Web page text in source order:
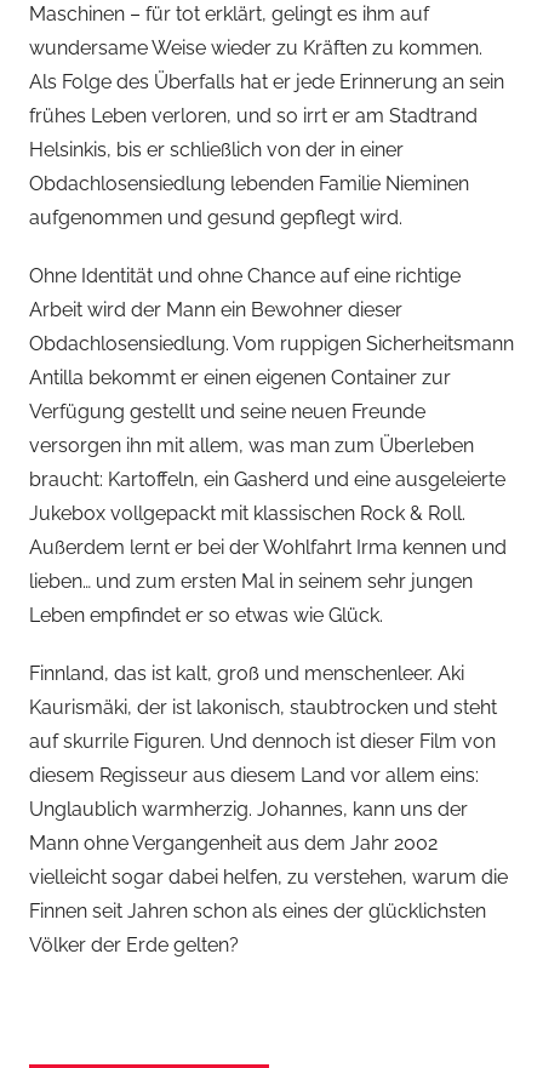
Maschinen – für tot erklärt, gelingt es ihm auf
wundersame Weise wieder zu Kräften zu kommen.
Als Folge des Überfalls hat er jede Erinnerung an sein
frühes Leben verloren, und so irrt er am Stadtrand
Helsinkis, bis er schließlich von der in einer
Obdachlosensiedlung lebenden Familie Nieminen
aufgenommen und gesund gepflegt wird.
Ohne Identität und ohne Chance auf eine richtige
Arbeit wird der Mann ein Bewohner dieser
Obdachlosensiedlung. Vom ruppigen Sicherheitsmann
Antilla bekommt er einen eigenen Container zur
Verfügung gestellt und seine neuen Freunde
versorgen ihn mit allem, was man zum Überleben
braucht: Kartoffeln, ein Gasherd und eine ausgeleierte
Jukebox vollgepackt mit klassischen Rock & Roll.
Außerdem lernt er bei der Wohlfahrt Irma kennen und
lieben… und zum ersten Mal in seinem sehr jungen
Leben empfindet er so etwas wie Glück.
Finnland, das ist kalt, groß und menschenleer. Aki
Kaurismäki, der ist lakonisch, staubtrocken und steht
auf skurrile Figuren. Und dennoch ist dieser Film von
diesem Regisseur aus diesem Land vor allem eins:
Unglaublich warmherzig. Johannes, kann uns der
Mann ohne Vergangenheit aus dem Jahr 2002
vielleicht sogar dabei helfen, zu verstehen, warum die
Finnen seit Jahren schon als eines der glücklichsten
Völker der Erde gelten?